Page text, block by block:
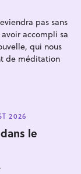
pas sans
accompli sa
qui nous
de méditation
2026
le